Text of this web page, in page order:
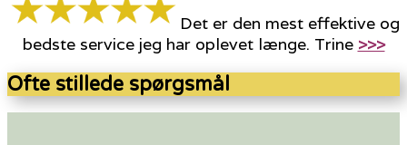
Det er den mest effektive og
bedste service jeg har oplevet længe. Trine >>>
Ofte stillede spørgsmål